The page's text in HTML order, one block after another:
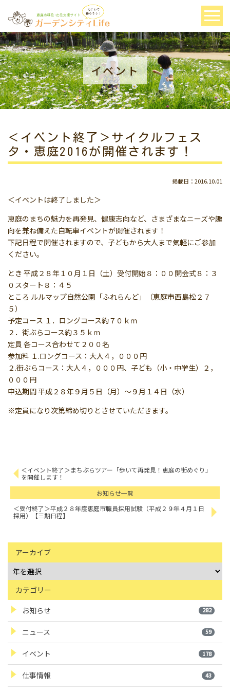
イベント
＜イベント終了＞サイクルフェス
タ・恵庭2016が開催されます！
掲載日：2016.10.01
＜イベントは終了しました＞
恵庭のまちの魅力を再発見、健康志向など、さまざまなニーズや趣
向を兼ね備えた自転車イベントが開催されます！
下記日程で開催されますので、子どもから大人まで気軽にご参加
ください。
とき 平成２８年１０月１日（土）受付開始８：００開会式８：３
０スタート８：４５
ところ ルルマップ自然公園「ふれらんど」（恵庭市西島松２７
５）
予定コース １．ロングコース約７０ｋｍ
２．街ぶらコース約３５ｋｍ
定員 各コース合わせて２００名
参加料 １.ロングコース：大人４，０００円
２.街ぶらコース：大人４，０００円、子ども（小・中学生）２，
０００円
申込期間 平成２８年９月５日（月）～９月１４日（水）
※定員になり次第締め切りとさせていただきます。
＜イベント終了＞まちぶらツアー「歩いて再発見！恵庭の街めぐり」
を開催します！
お知らせ一覧
＜受付終了＞平成２８年度恵庭市職員採用試験（平成２９年４月１日
採用）【三期日程】
アーカイブ
カテゴリー
お知らせ 282
ニュース 59
イベント 178
仕事情報 43